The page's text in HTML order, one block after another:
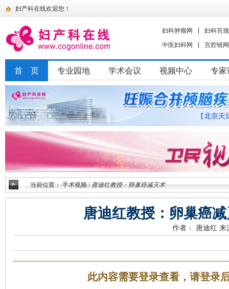
妇产科在线欢迎您！
妇科肿瘤网
妇科宫
中医妇科网
宫腔镜网
首 页 专业园地 学术会议 视频中心 专家
当前位置：手术视频 / 唐迪红教授：卵巢癌减灭术
唐迪红教授：卵巢癌
作者： 唐迪红 来
此内容需要登录查看，请登录